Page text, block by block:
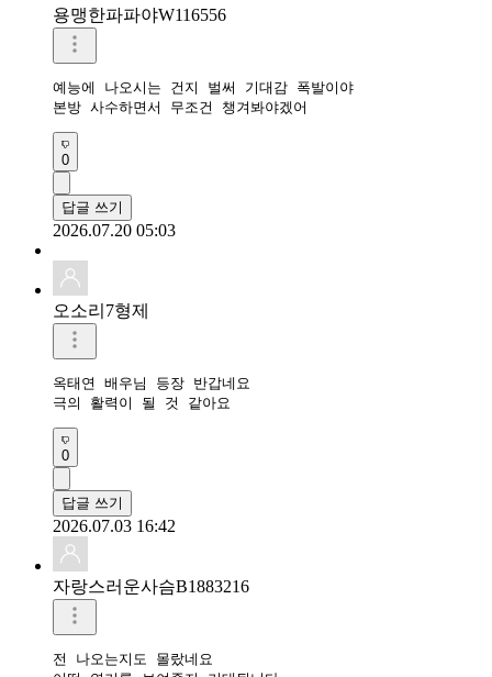
용맹한파파야W116556
예능에 나오시는 건지 벌써 기대감 폭발이야
본방 사수하면서 무조건 챙겨봐야겠어
0
답글 쓰기
2026.07.20 05:03
오소리7형제
옥태연 배우님 등장 반갑네요
극의 활력이 될 것 같아요
0
답글 쓰기
2026.07.03 16:42
자랑스러운사슴B1883216
전 나오는지도 몰랐네요